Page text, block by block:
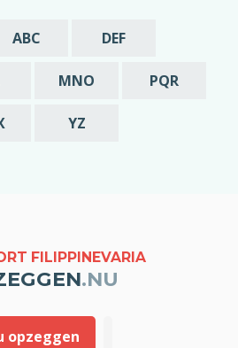
ik in dat geval graag
deze vroegst mogelijke
abonnement beëindigd
ABC DEF
MNO PQR
YZ
FILIPPINEVARIA
.NU
opzeggen